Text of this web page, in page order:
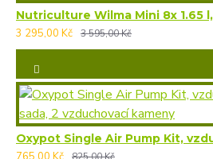
3 295,00 Kč
3 595,00 Kč